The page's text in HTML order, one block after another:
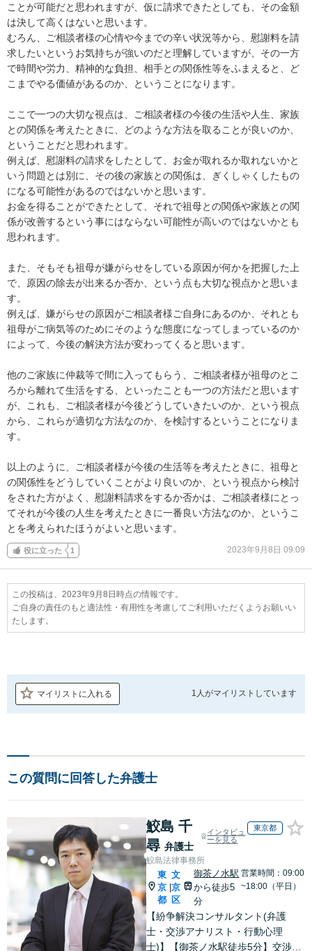
ことが可能だと思われますが、仮に請求できたとしても、その金額
は決して高くはないと思います。
むろん、ご相談者様の心情や今までの辛い状況等から、慰謝料を請
求したいというお気持ちが強いのだと理解していますが、その一方
で時間や労力、精神的な負担、相手との関係性等をふまえると、ど
こまでやる価値があるのか、ということになります。
ここで一つの大切な視点は、ご相談者様の今後の生活や人生、家族
との関係を考えたときに、どのような方法を取ることが良いのか、
ということだと思われます。
例えば、慰謝料の請求をしたとして、お金が取れるか取れないかと
いう問題とは別に、その後の家族との関係は、ぎくしゃくしたもの
になる可能性があるのではないかと思います。
お金を得ることができたとして、それで祖母との関係や家族との関
係が改善するという事にはならない可能性が高いのではないかとも
思われます。
また、そもそも祖母が嫌がらせをしている原因が何かを把握した上
で、原因の除去が出来るか否か、という点も大切な視点かと思いま
す。
例えば、嫌がらせの原因がご相談者様ご自身にあるのか、それとも
祖母がご病気等のためにそのような態度になってしまっているのか
によって、今後の解決方法が変わってくると思います。
他のご家族に仲裁等で間に入ってもらう、ご相談者様が祖母のとこ
ろから離れて生活をする、といったことも一つの方法だと思います
が、これも、ご相談者様が今後どうしていきたいのか、という視点
から、これらが適切な方法なのか、を検討するということになりま
す。
以上のように、ご相談者様が今後の生活等を考えたときに、祖母と
の関係性をどうしていくことがより良いのか、という視点から検討
をされた方がよく、慰謝料請求をするか否かは、ご相談者様にとっ
てそれが今後の人生を考えたときに一番良い方法なのか、というこ
とを考えられたほうがよいと思います。
役に立った 1 2023年9月8日 09:09
この投稿は、2023年9月8日時点の情報です。
ご自身の責任のもと適法性・有用性を考慮してご利用いただくようお願いい
たします。
マイリストに入れる 1人がマイリストしています
この質問に回答した弁護士
鮫島 千
尋 弁護士
インタビュ
ーを見る
東京都
鮫島法律事務所
東
京
都
文
京
区
御茶ノ水駅
から徒歩5
分
営業時間：09:00
~18:00（平日）
【紛争解決コンサルタント(弁護
士・交渉アナリスト・行動心理
士)】【御茶ノ水駅徒歩5分】交渉理